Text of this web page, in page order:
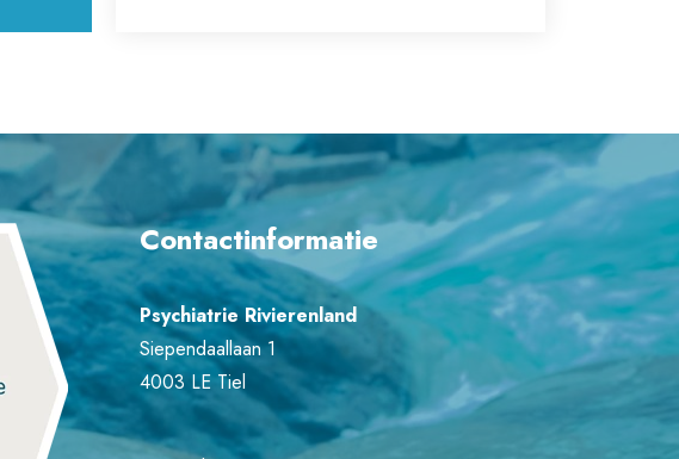
Contactinformatie
Psychiatrie Rivierenland
Siependaallaan 1
4003 LE Tiel